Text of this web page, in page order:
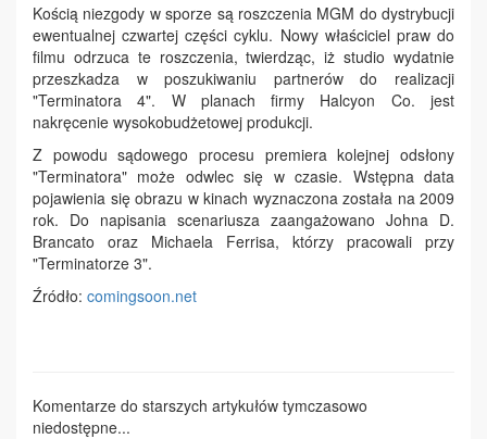
Kością niezgody w sporze są roszczenia MGM do dystrybucji
ewentualnej czwartej części cyklu. Nowy właściciel praw do
filmu odrzuca te roszczenia, twierdząc, iż studio wydatnie
przeszkadza w poszukiwaniu partnerów do realizacji
"Terminatora 4". W planach firmy Halcyon Co. jest
nakręcenie wysokobudżetowej produkcji.
Z powodu sądowego procesu premiera kolejnej odsłony
"Terminatora" może odwlec się w czasie. Wstępna data
pojawienia się obrazu w kinach wyznaczona została na 2009
rok. Do napisania scenariusza zaangażowano Johna D.
Brancato oraz Michaela Ferrisa, którzy pracowali przy
"Terminatorze 3".
Źródło: comingsoon.net
Komentarze do starszych artykułów tymczasowo
niedostępne...